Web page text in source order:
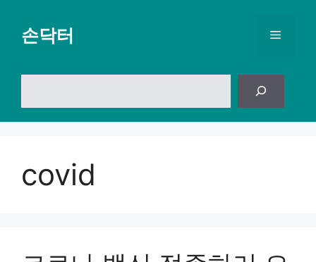
손닥터 메
뉴
covid